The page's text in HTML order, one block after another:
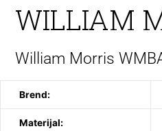
WILLIAM
William Morris
Brend:
Materijal: